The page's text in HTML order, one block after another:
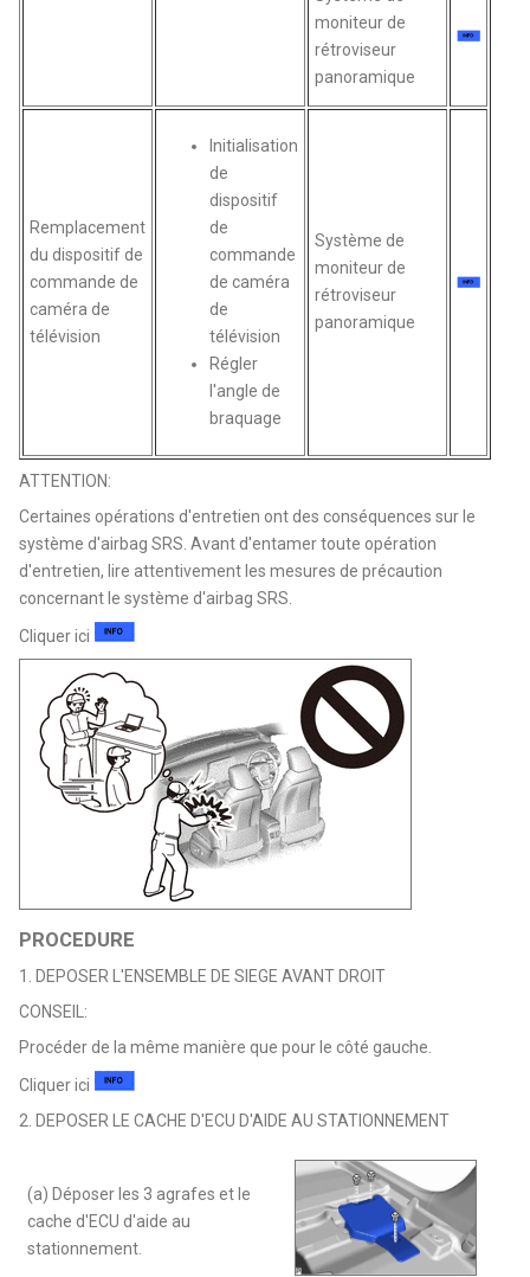
moniteur de
rétroviseur
panoramique
Remplacement
du dispositif de
commande de
caméra de
télévision
Initialisation
de
dispositif
de
commande
de caméra
de
télévision
Régler
l'angle de
braquage
Système de
moniteur de
rétroviseur
panoramique
ATTENTION:
Certaines opérations d'entretien ont des conséquences sur le
système d'airbag SRS. Avant d'entamer toute opération
d'entretien, lire attentivement les mesures de précaution
concernant le système d'airbag SRS.
Cliquer ici
PROCEDURE
1. DEPOSER L'ENSEMBLE DE SIEGE AVANT DROIT
CONSEIL:
Procéder de la même manière que pour le côté gauche.
Cliquer ici
2. DEPOSER LE CACHE D'ECU D'AIDE AU STATIONNEMENT
(a) Déposer les 3 agrafes et le
cache d'ECU d'aide au
stationnement.